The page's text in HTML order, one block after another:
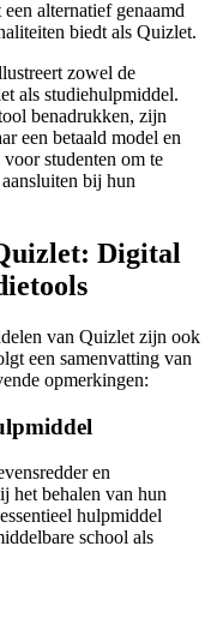
alternatief genaamd
biedt als Quizlet.
zowel de
als studiehulpmiddel.
benadrukken, zijn
een betaald model en
studenten om te
bij hun
Digital
van Quizlet zijn ook
een samenvatting van
opmerkingen:
en
het behalen van hun
hulpmiddel
school als